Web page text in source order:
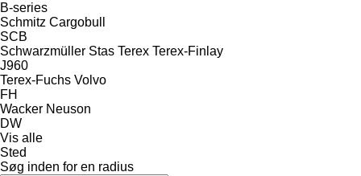
B-series
Schmitz Cargobull
SCB
Schwarzmüller Stas Terex Terex-Finlay
J960
Terex-Fuchs Volvo
FH
Wacker Neuson
DW
Vis alle
Sted
Søg inden for en radius